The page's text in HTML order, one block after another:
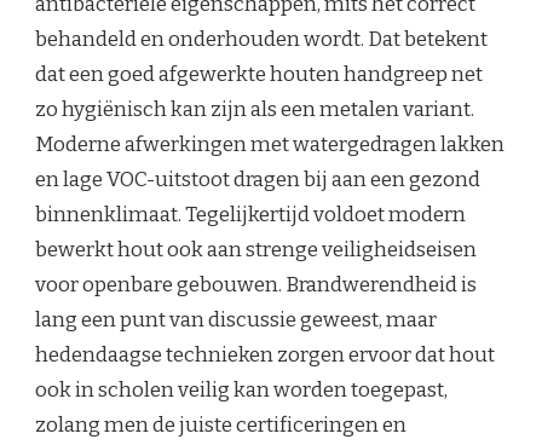
behandeld en onderhouden wordt. Dat betekent
dat een goed afgewerkte houten handgreep net
zo hygiënisch kan zijn als een metalen variant.
Moderne afwerkingen met watergedragen lakken
en lage VOC-uitstoot dragen bij aan een gezond
binnenklimaat. Tegelijkertijd voldoet modern
bewerkt hout ook aan strenge veiligheidseisen
voor openbare gebouwen. Brandwerendheid is
lang een punt van discussie geweest, maar
hedendaagse technieken zorgen ervoor dat hout
ook in scholen veilig kan worden toegepast,
zolang men de juiste certificeringen en